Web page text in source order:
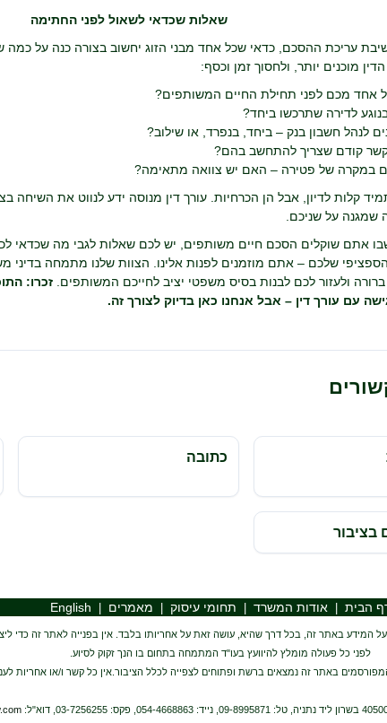
שאלות שכדאי לשאול לפני החתימה
עריכת ההסכם, כדאי שכל אחד מבני הזוג יחשוב בצורה כנה על כמה
מוכנים יותר, ולחסוך זמן וכסף:
אחד מכם לפני תחילת החיים המשותפים?
לדירה שתרכשו ביחד?
לנהל חשבון בנק – ביחד, בנפרד, או שילוב?
קודם שצריך להתחשב בהם?
במקרה של פטירה – האם יש צוואה מתאימה?
קלות לדיון, אבל הן הכרחיות. עורך דין מנוסה ידע לנווט את השיחה
שמגנה על שניכם.
אתם שוקלים הסכם חיים משותפים, יש לכם שאלות לגבי מה שכדאי
שלכם – אתם מוזמנים לפנות אלינו. הצוות שלנו מתמחה בדיני
ולעזור לכם לבנות בסיס משפטי יציב לחייכם המשותפים. זכרו:
עם עורך דין – אבל אנחנו כאן בדיוק לצורך זה.
כתובה
בציבור
הבית |אודות המשרד תחומי עיסוק מאמרים English
באתר זה, בכל דרך שהיא, עושה זאת על אחריותו בלבד. אין בפנייה לאתר זה כדי
לפני כל פעולה מומלץ להיוועץ בעו"ד המתמחה בתחום בו הנך זקוק לסיוע.
באתר זה נמצאים ברשת ופתוחים לצפייה לכלל הציבור.אין כל קשר ו/או אחריות